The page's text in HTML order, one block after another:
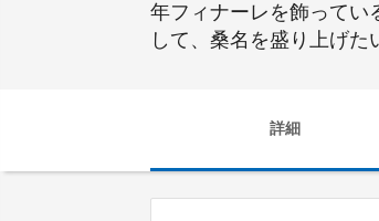
年フィナーレを飾ってい
して、桑名を盛り上げた
詳細